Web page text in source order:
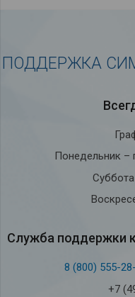
ПОДДЕРЖКА
Понедельник –
Служба под­держки
8 (800) 555-
+7